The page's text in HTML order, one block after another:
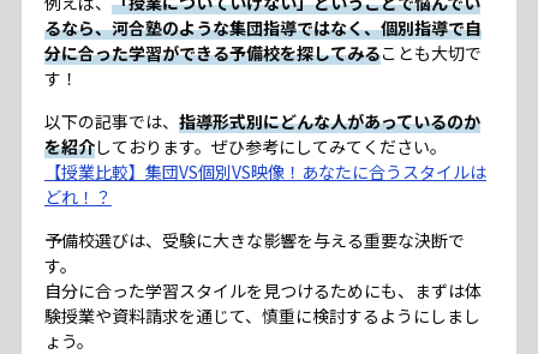
るなら、河合塾のような集団指導ではなく、個別指導で自
分に合った学習ができる予備校を探してみることも大切で
す！
以下の記事では、 指導形式別にどんな人があっているのか
を紹介しております。ぜひ参考にしてみてください。
【授業比較】集団VS個別VS映像！あなたに合うスタイルは
どれ！？
予備校選びは、受験に大きな影響を与える重要な決断で
す。
自分に合った学習スタイルを見つけるためにも、まずは体
験授業や資料請求を通じて、慎重に検討するようにしまし
ょう。